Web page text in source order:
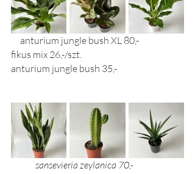
fikus mix 26,-/szt.
anturium jungle bush 35,-
sansevieria zeylanica 70,-